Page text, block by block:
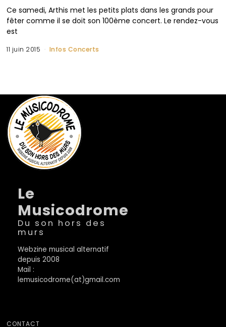
Ce samedi, Arthis met les petits plats dans les grands pour
fêter comme il se doit son 100ème concert. Le rendez-vous
est
11 juin 2015 Infos Concerts
Le
Musicodrome
Du son hors des
murs
Webzine musical alternatif
depuis 2008
Mail :
lemusicodrome(at)gmail.com
CONTACT